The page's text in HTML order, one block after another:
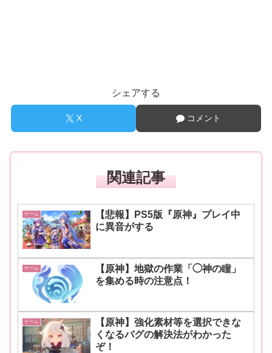
シェアする
X コメント
関連記事
ゲーム
【悲報】PS5版『原神』プレイ中
に異音がする
ゲーム
【原神】地獄の作業「◯神の瞳」
を集める時の注意点！
ゲーム
【原神】強化素材等を選択できな
くなるバグの解決法がわかった
ぞ！